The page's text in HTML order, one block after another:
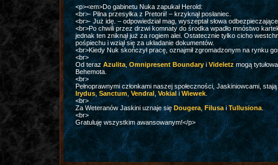
<p><em>Do gabinetu Nuka zapukał Herold:
<br>- Pilna przesyłka z Pretorii! – krzyknął posłaniec.
<br>- Już idę. – odpowiedział mag, wyszeptał słowa
<br>Po chwili przez drzwi komnaty do środka wpadło mnóstwo
jednak ten zniknął już za rogiem alei. Ostatecznie tylko cicho
pośpiechu i wziął się za układanie dokumentów.
<br>Kiedy Nuk skończył pracę, oznajmił zgromadzonym na rynku
<br>
Od terazAzulita,Omnipresent Boundary i Videletz mogą
Behemota.
<br>
Pełnoprawnymi członkami naszej społeczności, Jaskiniowcami,
Irydus, Sanctum Vendral,VokialiWiewek
<br>
Za Weteranów Jaskini uznaje sięDougera ,FilusaiTullusiona
<br>
Gratuluję wszystkim awansowanym!</p>